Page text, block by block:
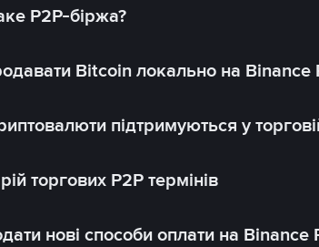
P2P-біржа?
Bitcoin локально на Binance
підтримуються у
торгових P2P термінів
нові способи оплати на Binance